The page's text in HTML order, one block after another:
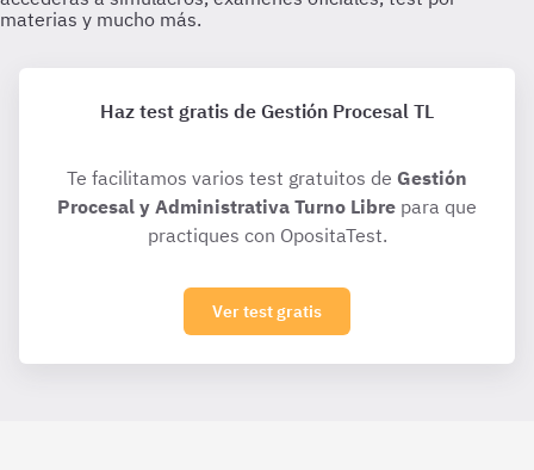
Haz test gratis de Gestión Procesal TL
Te facilitamos varios test gratuitos de Gestión
Procesal y Administrativa Turno Libre para que
practiques con OpositaTest.
Ver test gratis